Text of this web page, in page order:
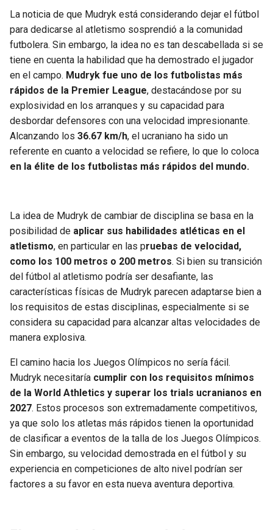
La noticia de que Mudryk está considerando dejar el fútbol
para dedicarse al atletismo sosprendió a la comunidad
futbolera. Sin embargo, la idea no es tan descabellada si se
tiene en cuenta la habilidad que ha demostrado el jugador
en el campo. Mudryk fue uno de los futbolistas más
rápidos de la Premier League, destacándose por su
explosividad en los arranques y su capacidad para
desbordar defensores con una velocidad impresionante.
Alcanzando los 36.67 km/h, el ucraniano ha sido un
referente en cuanto a velocidad se refiere, lo que lo coloca
en la élite de los futbolistas más rápidos del mundo.
La idea de Mudryk de cambiar de disciplina se basa en la
posibilidad de aplicar sus habilidades atléticas en el
atletismo, en particular en las pruebas de velocidad,
como los 100 metros o 200 metros. Si bien su transición
del fútbol al atletismo podría ser desafiante, las
características físicas de Mudryk parecen adaptarse bien a
los requisitos de estas disciplinas, especialmente si se
considera su capacidad para alcanzar altas velocidades de
manera explosiva.
El camino hacia los Juegos Olímpicos no sería fácil.
Mudryk necesitaría cumplir con los requisitos mínimos
de la World Athletics y superar los trials ucranianos en
2027. Estos procesos son extremadamente competitivos,
ya que solo los atletas más rápidos tienen la oportunidad
de clasificar a eventos de la talla de los Juegos Olímpicos.
Sin embargo, su velocidad demostrada en el fútbol y su
experiencia en competiciones de alto nivel podrían ser
factores a su favor en esta nueva aventura deportiva.